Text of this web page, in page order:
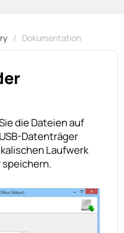
Dokumentation
die Dateien auf
Datenträger
Laufwerk